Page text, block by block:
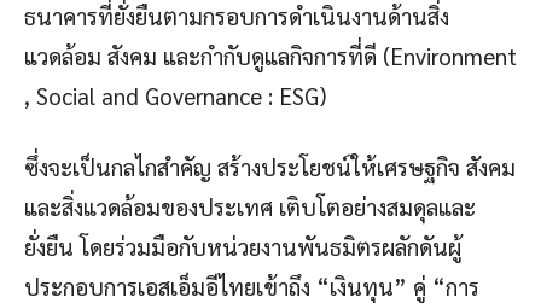
ธนาคารที่ยั่งยืนตามกรอบการดำเนินงานด้านสิ่ง
แวดล้อม สังคม และกำกับดูแลกิจการที่ดี (Environment
, Social and Governance : ESG)
ซึ่งจะเป็นกลไกสำคัญ สร้างประโยชน์ให้เศรษฐกิจ สังคม
และสิ่งแวดล้อมของประเทศ เติบโตอย่างสมดุลและ
ยั่งยืน โดยร่วมมือกับหน่วยงานพันธมิตรผลักดันผู้
ประกอบการเอสเอ็มอีไทยเข้าถึง “เงินทุน” คู่ “การ